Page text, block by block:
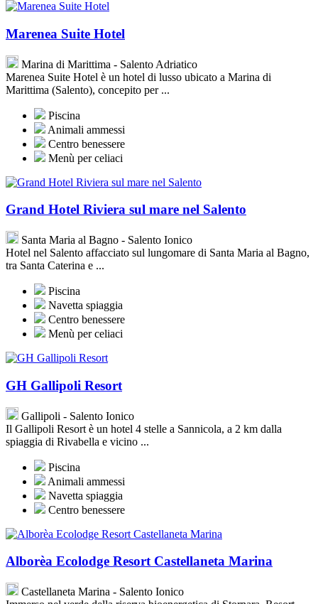
Marenea Suite Hotel
Marina di Marittima - Salento Adriatico
Marenea Suite Hotel è un hotel di lusso ubicato a Marina di
Marittima (Salento), concepito per ...
Piscina
Animali ammessi
Centro benessere
Menù per celiaci
Grand Hotel Riviera sul mare nel Salento
Santa Maria al Bagno - Salento Ionico
Hotel nel Salento affacciato sul lungomare di Santa Maria al Bagno,
tra Santa Caterina e ...
Piscina
Navetta spiaggia
Centro benessere
Menù per celiaci
GH Gallipoli Resort
Gallipoli - Salento Ionico
Il Gallipoli Resort è un hotel 4 stelle a Sannicola, a 2 km dalla
spiaggia di Rivabella e vicino ...
Piscina
Animali ammessi
Navetta spiaggia
Centro benessere
Alborèa Ecolodge Resort Castellaneta Marina
Castellaneta Marina - Salento Ionico